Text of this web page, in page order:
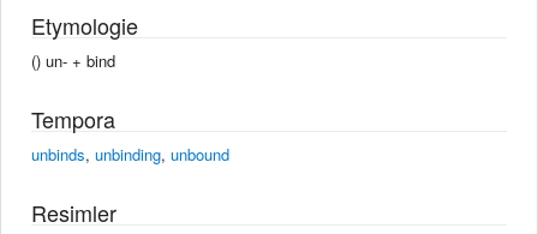
Etymologie
() un- + bind
Tempora
unbinds, unbinding, unbound
Resimler